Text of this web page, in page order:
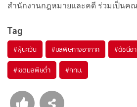
สำนักงานกฎหมายและคดี ร่วมเป็นค
Tag
#ฝุ่นควัน #มลพิษทางอากาศ #ดัชนีอ
#เขตมลพิษต่ำ #กทม.